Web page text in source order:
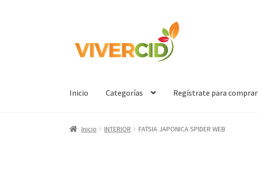
contenido
Inicio Categorías Regístrate para comprar
Inicio INTERIOR FATSIA JAPONICA SPIDER WEB